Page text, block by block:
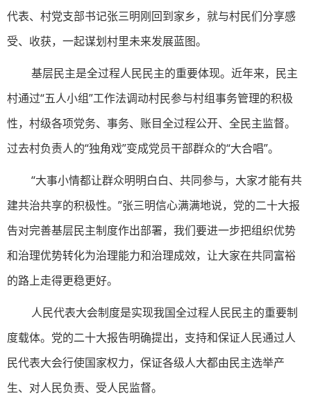
代表、村党支部书记张三明刚回到家乡，就与村民们分享感
受、收获，一起谋划村里未来发展蓝图。
基层民主是全过程人民民主的重要体现。近年来，民主
村通过“五人小组”工作法调动村民参与村组事务管理的积极
性，村级各项党务、事务、账目全过程公开、全民主监督。
过去村负责人的“独角戏”变成党员干部群众的“大合唱”。
“大事小情都让群众明明白白、共同参与，大家才能有共
建共治共享的积极性。”张三明信心满满地说，党的二十大报
告对完善基层民主制度作出部署，我们要进一步把组织优势
和治理优势转化为治理能力和治理成效，让大家在共同富裕
的路上走得更稳更好。
人民代表大会制度是实现我国全过程人民民主的重要制
度载体。党的二十大报告明确提出，支持和保证人民通过人
民代表大会行使国家权力，保证各级人大都由民主选举产
生、对人民负责、受人民监督。